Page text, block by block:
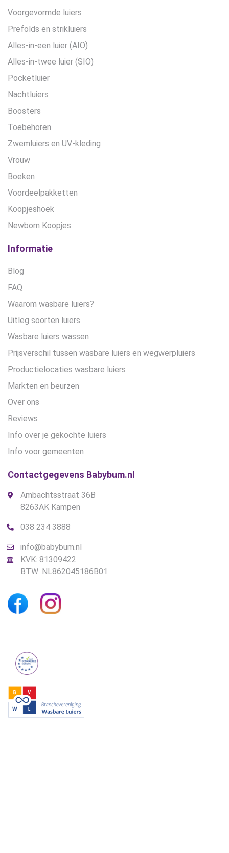
Voorgevormde luiers
Prefolds en strikluiers
Alles-in-een luier (AIO)
Alles-in-twee luier (SIO)
Pocketluier
Nachtluiers
Boosters
Toebehoren
Zwemluiers en UV-kleding
Vrouw
Boeken
Voordeelpakketten
Koopjeshoek
Newborn Koopjes
Informatie
Blog
FAQ
Waarom wasbare luiers?
Uitleg soorten luiers
Wasbare luiers wassen
Prijsverschil tussen wasbare luiers en wegwerpluiers
Productielocaties wasbare luiers
Markten en beurzen
Over ons
Reviews
Info over je gekochte luiers
Info voor gemeenten
Contactgegevens Babybum.nl
Ambachtsstraat 36B
8263AK Kampen
038 234 3888
info@babybum.nl
KVK: 81309422
BTW: NL862045186B01